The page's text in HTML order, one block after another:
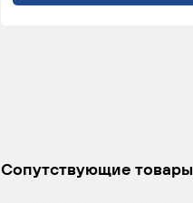
Сопутствующие товары